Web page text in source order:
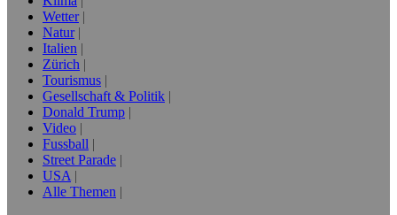
Wetter
Natur
Italien
Zürich
Tourismus
Gesellschaft & Politik
Donald Trump
Video
Fussball
Street Parade
USA
Alle Themen